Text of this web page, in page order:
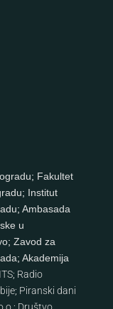
; Fakultet
; Institut
; Ambasada
u
; Zavod za
; Akademija
; Radio
; Piranski dani
; Društvo